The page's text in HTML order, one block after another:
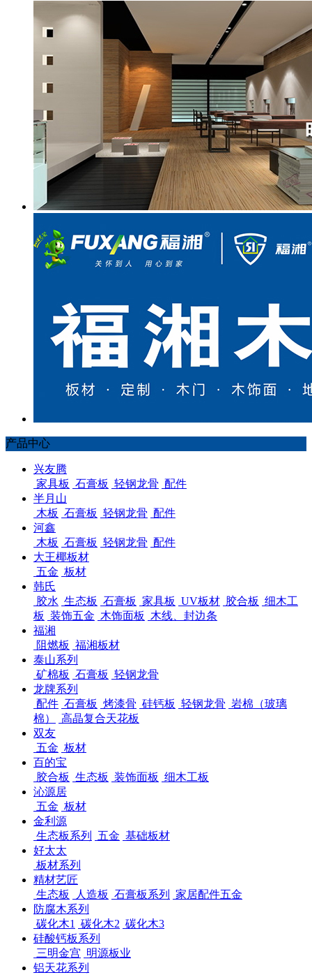
产品中心
兴友腾
家具板 石膏板 轻钢龙骨 配件
半月山
木板 石膏板 轻钢龙骨 配件
河鑫
木板 石膏板 轻钢龙骨 配件
大王椰板材
五金 板材
韩氏
胶水 生态板 石膏板 家具板 UV板材 胶合板 细木工
板 装饰五金 木饰面板
木线、封边条
福湘
阻燃板 福湘板材
泰山系列
矿棉板 石膏板 轻钢龙骨
龙牌系列
配件 石膏板 烤漆骨 硅钙板 轻钢龙骨 岩棉（玻璃
棉）
高晶复合天花板
双友
五金 板材
百的宝
胶合板 生态板 装饰面板 细木工板
沁源居
五金 板材
金利源
生态板系列
五金 基础板材
好太太
板材系列
精材艺匠
生态板
人造板 石膏板系列
家居配件五金
防腐木系列
碳化木1
碳化木2 碳化木3
硅酸钙板系列
三明金宫 明源板业
铝天花系列